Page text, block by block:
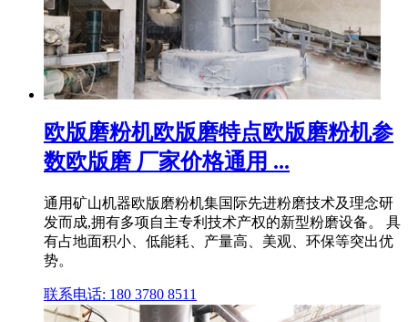
欧版磨粉机欧版磨特点欧版磨粉机参
数欧版磨 厂家价格通用 ...
通用矿山机器欧版磨粉机集国际先进粉磨技术及理念研
发而成,拥有多项自主专利技术产权的新型粉磨设备。 具
有占地面积小、低能耗、产量高、美观、环保等突出优
势。
联系电话: 180 3780 8511